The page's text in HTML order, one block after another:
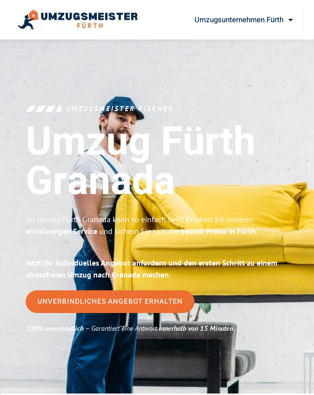
Umzugsunternehmen Fürth
UMZUGSMEISTER FISCHER
Umzug Fürth
Granada
Ihr Umzug Fürth Granada kann so einfach sein! Erleben Sie unseren
erstklassigen Service und sichern Sie sich diebesten Preise in Fürth.
Jetzt Ihr individuelles Angebot anfordern und den ersten Schritt zu einem
stressfreien Umzug nach Granada machen:
UNVERBINDLICHES ANGEBOT ERHALTEN
100% unverbindlich– Garantiert eine Antwortinnerhalb von 15 Minuten.